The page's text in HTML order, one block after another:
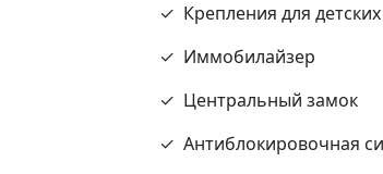
Крепления для
Иммобилайзер
Центральный замок
Антиблокировочная